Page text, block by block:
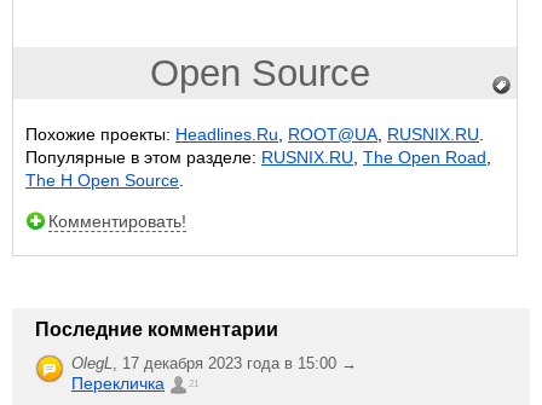
Open Source
Похожие проекты: Headlines.Ru ROOT@UA RUSNIX.RU
Популярные в этом разделе: RUSNIX.RU The Open Road
The H Open Source
Комментировать!
Последние комментарии
OlegL, 17 декабря 2023 года в 15:00 →
Перекличка 21